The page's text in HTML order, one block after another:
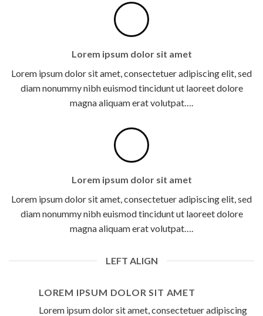
Lorem ipsum dolor sit amet
Lorem ipsum dolor sit amet, consectetuer adipiscing elit, sed
diam nonummy nibh euismod tincidunt ut laoreet dolore
magna aliquam erat volutpat….
Lorem ipsum dolor sit amet
Lorem ipsum dolor sit amet, consectetuer adipiscing elit, sed
diam nonummy nibh euismod tincidunt ut laoreet dolore
magna aliquam erat volutpat….
LEFT ALIGN
LOREM IPSUM DOLOR SIT AMET
Lorem ipsum dolor sit amet, consectetuer adipiscing